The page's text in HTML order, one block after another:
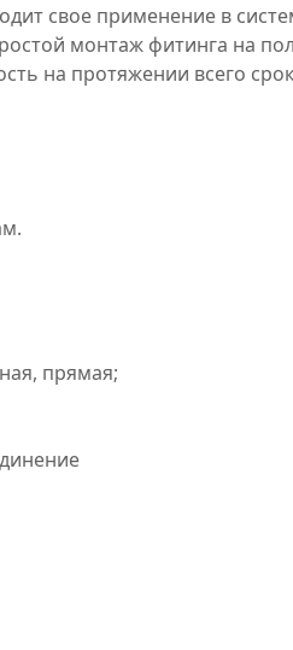
свое применение в
монтаж фитинга на
на протяжении всего
прямая;